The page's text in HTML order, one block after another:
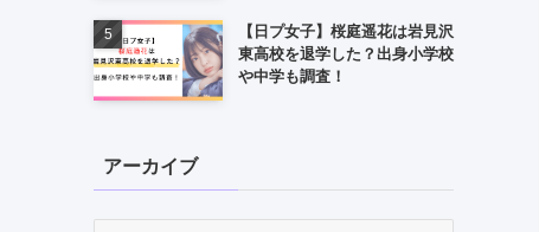
【日プ女子】桜庭遥花は岩見沢
東高校を退学した？出身小学校
や中学も調査！
アーカイブ